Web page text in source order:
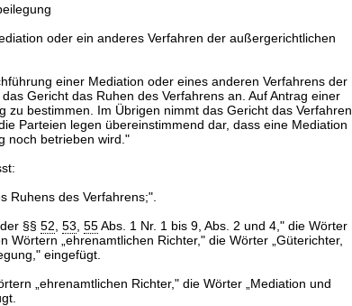
oder ein anderes Verfahren der außergerichtlichen
einer Mediation oder eines anderen Verfahrens der
Gericht das Ruhen des Verfahrens an. Auf Antrag einer
zu bestimmen. Im Übrigen nimmt das Gericht das Verfahren
Parteien legen übereinstimmend dar, dass eine Mediation
noch betrieben wird."
Ruhens des Verfahrens;".
§§ 52 53 55Abs. 1 Nr. 1 bis 9, Abs. 2 und 4," die Wörter
Wörtern „ehrenamtlichen Richter," die Wörter „Güterichter,
eingefügt.
„ehrenamtlichen Richter," die Wörter „Mediation und